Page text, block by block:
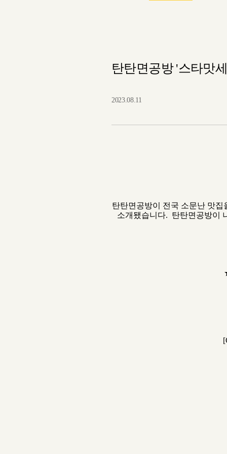
탄탄면공방 '스타맛
2023.08.11
탄탄면공방이 전국 소문난 맛
소개됐습니다. 탄탄면공방이